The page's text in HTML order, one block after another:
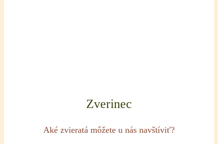
Zverinec
Aké zvieratá môžete u nás navštíviť?